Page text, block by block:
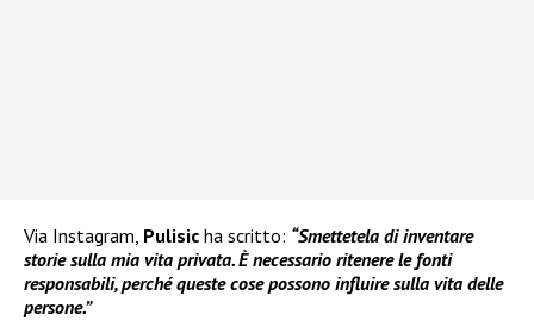
Via Instagram, Pulisic ha scritto: “Smettetela di inventare
storie sulla mia vita privata. È necessario ritenere le fonti
responsabili, perché queste cose possono influire sulla vita delle
persone.”